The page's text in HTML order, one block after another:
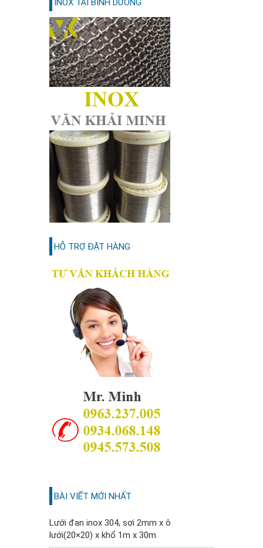
INOX TẠI BÌNH DƯƠNG
HỖ TRỢ ĐẶT HÀNG
BÀI VIẾT MỚI NHẤT
Lưới đan inox 304, sợi 2mm x ô
lưới(20×20) x khổ 1m x 30m